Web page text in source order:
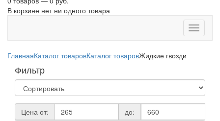
В корзине нет ни одного товара
Toggle
ГлавнаяКаталог товаровКаталог товаровЖидкие гвозди
Фильтр
Цена от: до: